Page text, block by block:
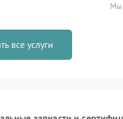
Мы
все услуги